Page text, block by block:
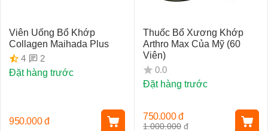
Viên Uống Bổ Khớp
Collagen Maihada Plus
4
2
Đặt hàng trước
950.000 đ
Thuốc Bổ Xương Khớp
Arthro Max Của Mỹ (60
Viên)
0.0
Đặt hàng trước
1.000.000 đ
750.000 đ